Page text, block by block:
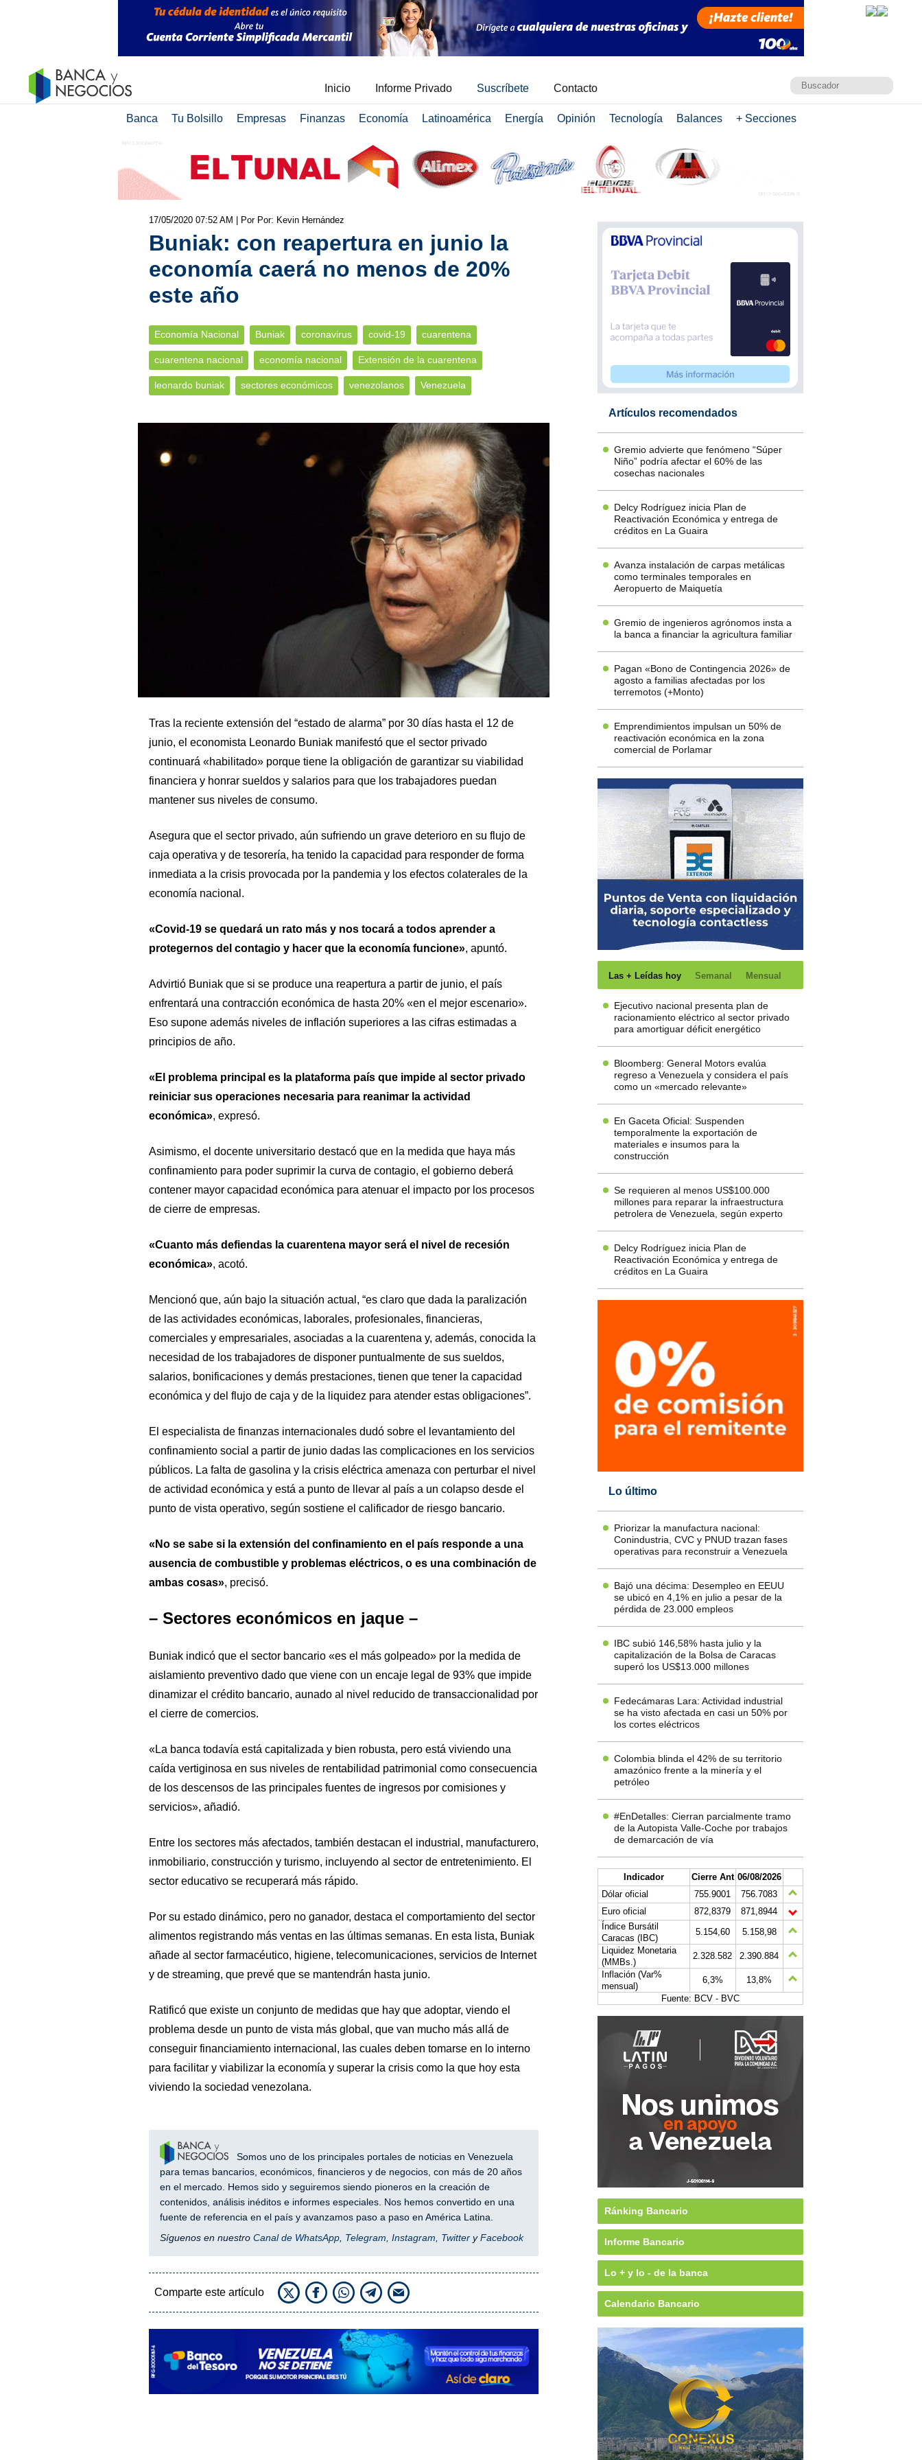
Inicio Informe Privado Suscríbete Contacto
Banca Tu Bolsillo Empresas Finanzas Economía Latinoamérica Energía Opinión Tecnología Balances + Secciones
17/05/2020 07:52 AM | Por Por: Kevin Hernández
Buniak: con reapertura en junio la
economía caerá no menos de 20%
este año
Economía Nacional Buniak coronavirus covid-19 cuarentena
cuarentena nacional economía nacional Extensión de la cuarentena
leonardo buniak sectores económicos venezolanos Venezuela
Tras la reciente extensión del “estado de alarma” por 30 días hasta el 12 de
junio, el economista Leonardo Buniak manifestó que el sector privado
continuará «habilitado» porque tiene la obligación de garantizar su viabilidad
financiera y honrar sueldos y salarios para que los trabajadores puedan
mantener sus niveles de consumo.
Asegura que el sector privado, aún sufriendo un grave deterioro en su flujo de
caja operativa y de tesorería, ha tenido la capacidad para responder de forma
inmediata a la crisis provocada por la pandemia y los efectos colaterales de la
economía nacional.
«Covid-19 se quedará un rato más y nos tocará a todos aprender a
protegernos del contagio y hacer que la economía funcione», apuntó.
Advirtió Buniak que si se produce una reapertura a partir de junio, el país
enfrentará una contracción económica de hasta 20% «en el mejor escenario».
Eso supone además niveles de inflación superiores a las cifras estimadas a
principios de año.
«El problema principal es la plataforma país que impide al sector privado
reiniciar sus operaciones necesaria para reanimar la actividad
económica», expresó.
Asimismo, el docente universitario destacó que en la medida que haya más
confinamiento para poder suprimir la curva de contagio, el gobierno deberá
contener mayor capacidad económica para atenuar el impacto por los procesos
de cierre de empresas.
«Cuanto más defiendas la cuarentena mayor será el nivel de recesión
económica», acotó.
Mencionó que, aún bajo la situación actual, “es claro que dada la paralización
de las actividades económicas, laborales, profesionales, financieras,
comerciales y empresariales, asociadas a la cuarentena y, además, conocida la
necesidad de los trabajadores de disponer puntualmente de sus sueldos,
salarios, bonificaciones y demás prestaciones, tienen que tener la capacidad
económica y del flujo de caja y de la liquidez para atender estas obligaciones”.
El especialista de finanzas internacionales dudó sobre el levantamiento del
confinamiento social a partir de junio dadas las complicaciones en los servicios
públicos. La falta de gasolina y la crisis eléctrica amenaza con perturbar el nivel
de actividad económica y está a punto de llevar al país a un colapso desde el
punto de vista operativo, según sostiene el calificador de riesgo bancario.
«No se sabe si la extensión del confinamiento en el país responde a una
ausencia de combustible y problemas eléctricos, o es una combinación de
ambas cosas», precisó.
– Sectores económicos en jaque –
Buniak indicó que el sector bancario «es el más golpeado» por la medida de
aislamiento preventivo dado que viene con un encaje legal de 93% que impide
dinamizar el crédito bancario, aunado al nivel reducido de transaccionalidad por
el cierre de comercios.
«La banca todavía está capitalizada y bien robusta, pero está viviendo una
caída vertiginosa en sus niveles de rentabilidad patrimonial como consecuencia
de los descensos de las principales fuentes de ingresos por comisiones y
servicios», añadió.
Entre los sectores más afectados, también destacan el industrial, manufacturero,
inmobiliario, construcción y turismo, incluyendo al sector de entretenimiento. El
sector educativo se recuperará más rápido.
Por su estado dinámico, pero no ganador, destaca el comportamiento del sector
alimentos registrando más ventas en las últimas semanas. En esta lista, Buniak
añade al sector farmacéutico, higiene, telecomunicaciones, servicios de Internet
y de streaming, que prevé que se mantendrán hasta junio.
Ratificó que existe un conjunto de medidas que hay que adoptar, viendo el
problema desde un punto de vista más global, que van mucho más allá de
conseguir financiamiento internacional, las cuales deben tomarse en lo interno
para facilitar y viabilizar la economía y superar la crisis como la que hoy esta
viviendo la sociedad venezolana.
Somos uno de los principales portales de noticias en Venezuela
para temas bancarios, económicos, financieros y de negocios, con más de 20 años
en el mercado. Hemos sido y seguiremos siendo pioneros en la creación de
contenidos, análisis inéditos e informes especiales. Nos hemos convertido en una
fuente de referencia en el país y avanzamos paso a paso en América Latina.
Síguenos en nuestro Canal de WhatsApp, Telegram, Instagram, TwitteryFacebook
Comparte este artículo
Artículos recomendados
Gremio advierte que fenómeno “Súper
Niño” podría afectar el 60% de las
cosechas nacionales
Delcy Rodríguez inicia Plan de
Reactivación Económica y entrega de
créditos en La Guaira
Avanza instalación de carpas metálicas
como terminales temporales en
Aeropuerto de Maiquetía
Gremio de ingenieros agrónomos insta a
la banca a financiar la agricultura familiar
Pagan «Bono de Contingencia 2026» de
agosto a familias afectadas por los
terremotos (+Monto)
Emprendimientos impulsan un 50% de
reactivación económica en la zona
comercial de Porlamar
Las + Leídas hoy Semanal Mensual
Ejecutivo nacional presenta plan de
racionamiento eléctrico al sector privado
para amortiguar déficit energético
Bloomberg: General Motors evalúa
regreso a Venezuela y considera el país
como un «mercado relevante»
En Gaceta Oficial: Suspenden
temporalmente la exportación de
materiales e insumos para la
construcción
Se requieren al menos US$100.000
millones para reparar la infraestructura
petrolera de Venezuela, según experto
Delcy Rodríguez inicia Plan de
Reactivación Económica y entrega de
créditos en La Guaira
Lo último
Priorizar la manufactura nacional:
Conindustria, CVC y PNUD trazan fases
operativas para reconstruir a Venezuela
Bajó una décima: Desempleo en EEUU
se ubicó en 4,1% en julio a pesar de la
pérdida de 23.000 empleos
IBC subió 146,58% hasta julio y la
capitalización de la Bolsa de Caracas
superó los US$13.000 millones
Fedecámaras Lara: Actividad industrial
se ha visto afectada en casi un 50% por
los cortes eléctricos
Colombia blinda el 42% de su territorio
amazónico frente a la minería y el
petróleo
#EnDetalles: Cierran parcialmente tramo
de la Autopista Valle-Coche por trabajos
de demarcación de vía
Indicador Cierre Ant 06/08/2026
Dólar oficial
755.9001
756.7083
Euro oficial
872,8379
871,8944
Índice Bursátil
Caracas (IBC)
5.154,60
5.158,98
Liquidez Monetaria
(MMBs.)
2.328.582
2.390.884
Inflación (Var%
mensual)
6,3%
13,8%
Fuente: BCV - BVC
Ránking Bancario
Informe Bancario
Lo + y lo - de la banca
Calendario Bancario